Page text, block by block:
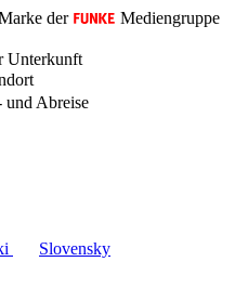
der
Mediengruppe
Unterkunft
und Abreise
Slovensky